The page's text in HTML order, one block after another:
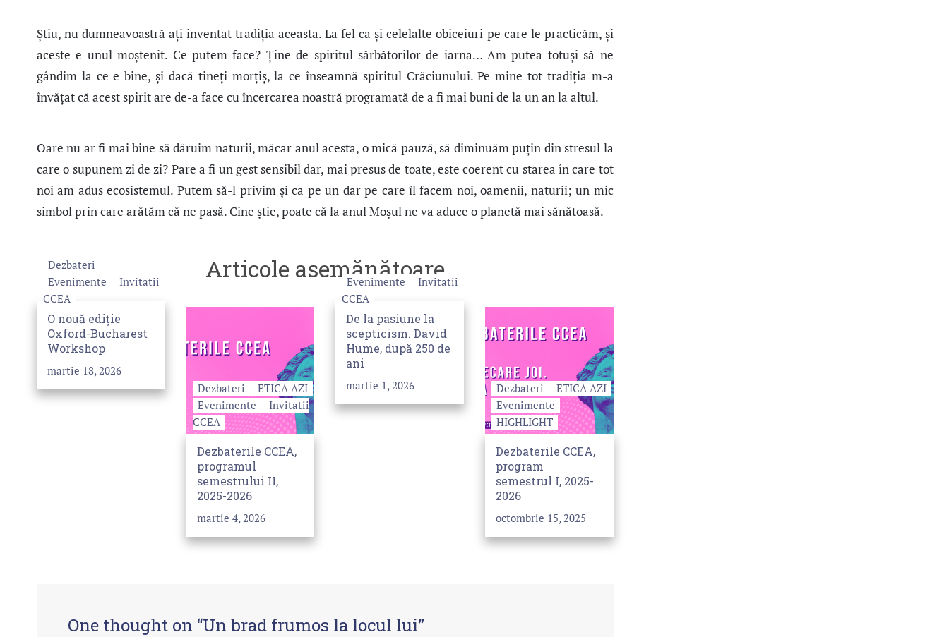
Ştiu, nu dumneavoastră aţi inventat tradiţia aceasta. La fel ca şi celelalte obiceiuri pe care le practicăm, și
aceste e unul moștenit. Ce putem face? Ţine de spiritul sărbătorilor de iarna… Am putea totuşi să ne
gândim la ce e bine, şi dacă tineţi morţiş, la ce înseamnă spiritul Crăciunului. Pe mine tot tradiția m-a
învăţat că acest spirit are de-a face cu încercarea noastră programată de a fi mai buni de la un an la altul.
Oare nu ar fi mai bine să dăruim naturii, măcar anul acesta, o mică pauză, să diminuăm puţin din stresul la
care o supunem zi de zi? Pare a fi un gest sensibil dar, mai presus de toate, este coerent cu starea în care tot
noi am adus ecosistemul. Putem să-l privim şi ca pe un dar pe care îl facem noi, oamenii, naturii; un mic
simbol prin care arătăm că ne pasă. Cine ştie, poate că la anul Moşul ne va aduce o planetă mai sănătoasă.
Articole asemănătoare
Dezbateri
Evenimente
Invitatii
CCEA
O nouă ediție
Oxford-Bucharest
Workshop
martie 18, 2026
Dezbateri
ETICA AZI
Evenimente
Invitatii
CCEA
Dezbaterile CCEA,
programul
semestrului II,
2025-2026
martie 4, 2026
Evenimente
Invitatii
CCEA
De la pasiune la
scepticism. David
Hume, după 250 de
ani
martie 1, 2026 Dezbateri
ETICA AZI
Evenimente
HIGHLIGHT
Dezbaterile CCEA,
program
semestrul I, 2025-
2026
octombrie 15, 2025
One thought on “Un brad frumos la locul lui”